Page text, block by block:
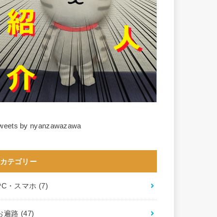
by nyanzawazawa
カテゴリー
・スマホ (7)
遍路 (47)